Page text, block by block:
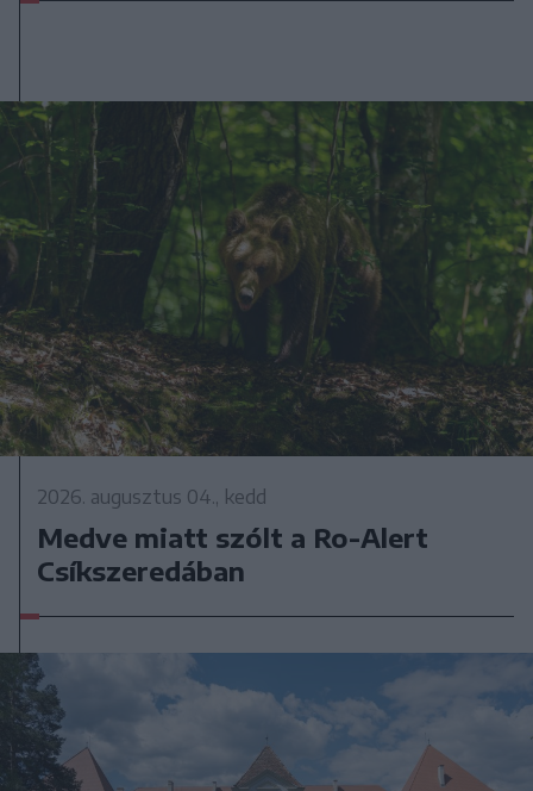
2026. augusztus 04., kedd
Medve miatt szólt a Ro-Alert
Csíkszeredában